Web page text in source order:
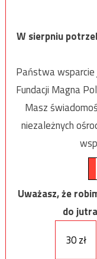
W sierpniu
Państwa wsparcie
Fundacji Magna
Masz
niezależnych
Uważasz, że
do
30 zł